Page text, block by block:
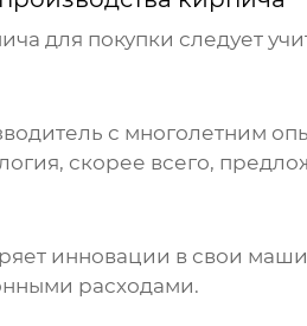
для покупки следует
с многолетним
скорее всего,
инновации в свои
расходами.